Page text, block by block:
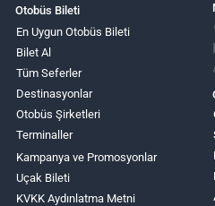
Otobüs Bileti
En Uygun Otobüs Bileti
Bilet Al
Tüm Seferler
Destinasyonlar
Otobüs Şirketleri
Terminaller
Kampanya ve Promosyonlar
Uçak Bileti
KVKK Aydınlatma Metni